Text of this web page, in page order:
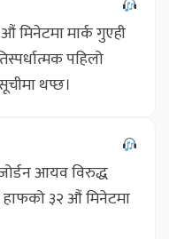
मार्क गुएही
पहिलो
थप्छ।
आयव विरुद्ध
३२ औं मिनेटमा